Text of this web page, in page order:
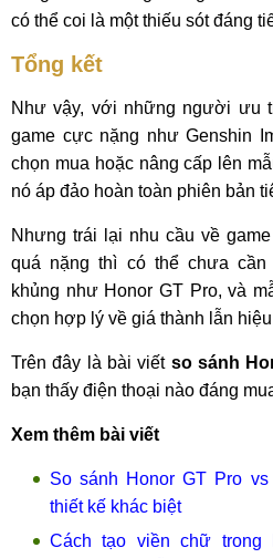
có thể coi là một thiếu sót đáng
Tổng kết
Như vậy, với những người ưu
game cực nặng như Genshin
chọn mua hoặc nâng cấp lên
nó áp đảo hoàn toàn phiên bản
Nhưng trái lại nhu cầu về
quá nặng thì có thể chưa
khủng như Honor GT Pro, và
chọn hợp lý về giá thành lẫn
Trên đây là bài viết so sánh
bạn thấy điện thoại nào đáng
Xem thêm bài viết
So sánh Honor GT Pro
thiết kế khác biệt
Cách tạo viền chữ trong